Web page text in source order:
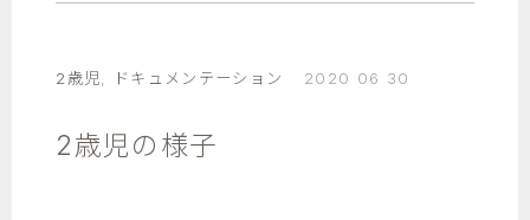
2歳児 ドキュメンテーション 2020 06 30
2歳児の様子